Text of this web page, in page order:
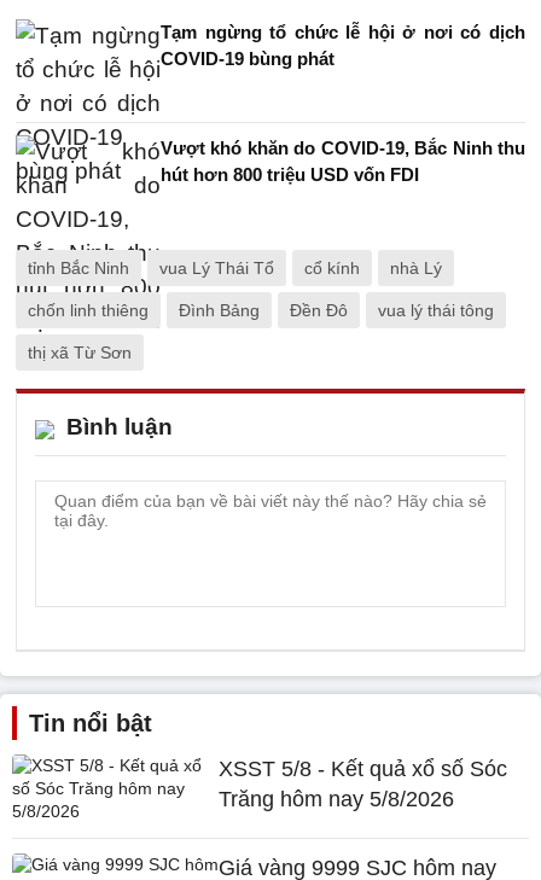
Tạm ngừng tổ chức lễ hội ở nơi có dịch
COVID-19 bùng phát
Vượt khó khăn do COVID-19, Bắc Ninh thu
hút hơn 800 triệu USD vốn FDI
tỉnh Bắc Ninh vua Lý Thái Tổ cổ kính nhà Lý
chốn linh thiêng Đình Bảng Đền Đô vua lý thái tông
thị xã Từ Sơn
Bình luận
Tin nổi bật
XSST 5/8 - Kết quả xổ số Sóc
Trăng hôm nay 5/8/2026
Giá vàng 9999 SJC hôm nay